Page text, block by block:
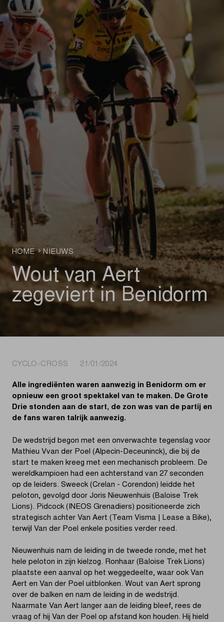
HOME NIEUWS
Wout van Aert
zegeviert in Benidorm
CYCLO-CROSS 21/01/2024
Alle ingrediënten waren aanwezig in Benidorm om er
opnieuw een groot spektakel van te maken. De Grote
Drie stonden aan de start, de zon was van de partij en
de fans waren talrijk aanwezig.
De wedstrijd begon met een onverwachte tegenslag voor
Mathieu Vvan der Poel (Alpecin-Deceuninck), die bij de
start te maken kreeg met een mechanisch probleem. De
wereldkampioen had een achterstand van 27 seconden
op de leiders. Sweeck (Crelan - Corendon) leidde het
peloton, gevolgd door Joris Nieuwenhuis (Baloise Trek
Lions). Pidcock (INEOS Grenadiers) positioneerde zich
strategisch achter Van Aert (Team Visma | Lease a Bike),
terwijl Van der Poel enkele posities verder reed.
Nieuwenhuis nam de leiding in de tweede ronde, met het
hele peloton in zijn kielzog. Ronhaar (Baloise Trek Lions)
plaatste een aanval op het weggedeelte, waar ook Van
Aert en Van der Poel uitblonken. Wout van Aert sprong
over de balken en nam de leiding in de wedstrijd.
Naarmate Van Aert langer aan de leiding bleef, rees de
vraag of hij Van der Poel op afstand kon houden. Hij hield